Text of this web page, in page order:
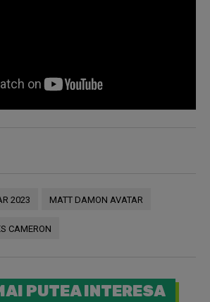
2023 MATT DAMON AVATAR
CAMERON
PUTEA INTERESA